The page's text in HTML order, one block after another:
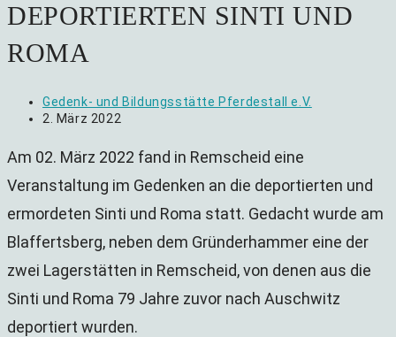
DEPORTIERTEN SINTI UND
ROMA
Beitrags-
Autor:
Gedenk- und Bildungsstätte Pferdestall e.V.
Beitrag
2. März 2022
Am 02. März 2022 fand in Remscheid eine
Veranstaltung im Gedenken an die deportierten und
ermordeten Sinti und Roma statt. Gedacht wurde am
Blaffertsberg, neben dem Gründerhammer eine der
zwei Lagerstätten in Remscheid, von denen aus die
Sinti und Roma 79 Jahre zuvor nach Auschwitz
deportiert wurden.